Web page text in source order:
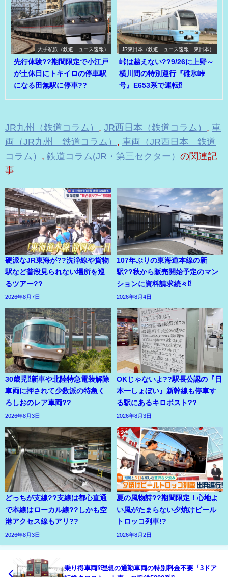
大手私鉄（鉄道ニュース速報）
先行体験??期間限定で小江戸
が土休日にトキイロの停車駅
になる田無駅に停車??
JR東日本（鉄道ニュース速報 東日本）
峠は越えない??9/26に上野～
横川間の特別運行『碓氷峠
号』E653系で運転⁉
JR九州（鉄道コラム） , JR西日本（鉄道コラム） , 車
両（JR九州 鉄道コラム） , 車両（JR西日本 鉄道
コラム） , 鉄道コラム(JR・第三セクター） の関連記
事
硬派なJR東海が??洗浄線や貨物
駅など普段見られない場所を巡
るツアー??
2026年8月7日
107年ぶりの東海道本線の新
駅??秋から販売開始予定のマン
ションに資料請求続々⁉
2026年8月4日
30歳児⁉新車や北陸特急電装解除
車両に押されて少数派の特急く
ろしおのレア車両??
2026年8月3日
OKじゃないよ??駅長公認の『日
本一しょぼい』新幹線も停車す
る駅にあるキロポスト??
2026年8月3日
どっちが支線??支線は都心直通
で本線はローカル線??しかも空
港アクセス線もアリ??
2026年8月3日
夏の風物詩??期間限定！心地よ
い風がたまらない夕焼けビール
トロッコ列車!?
2026年8月2日
乗り得車両⁉理想の通勤車両の特別料金不要「3ドア